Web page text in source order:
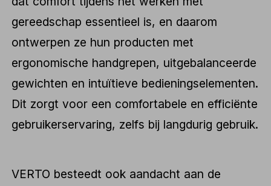
gereedschap essentieel is, en daarom
ontwerpen ze hun producten met
ergonomische handgrepen, uitgebalanceerde
gewichten en intuïtieve bedieningselementen.
Dit zorgt voor een comfortabele en efficiënte
gebruikerservaring, zelfs bij langdurig gebruik.
VERTO besteedt ook aandacht aan de